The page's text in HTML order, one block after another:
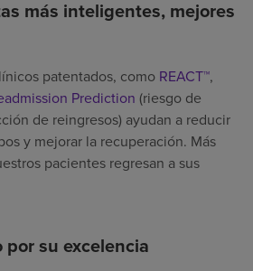
más inteligentes, mejores
patentados, como REACT™,
Prediction (riesgo de
de reingresos) ayudan a reducir
y mejorar la recuperación. Más
pacientes regresan a sus
por su excelencia